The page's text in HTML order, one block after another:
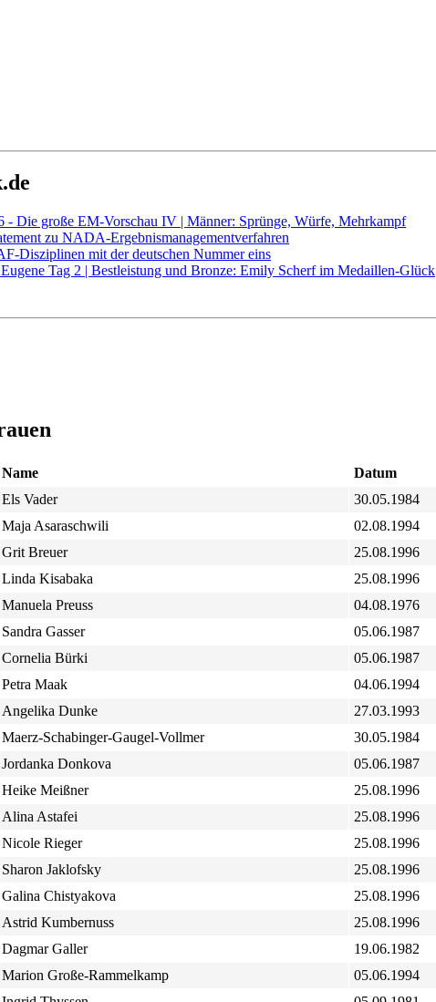
- Die große EM-Vorschau IV | Männer: Sprünge, Würfe, Mehrkampf
zu NADA-Ergebnismanagementverfahren
Disziplinen mit der deutschen Nummer eins
Tag 2 | Bestleistung und Bronze: Emily Scherf im Medaillen-Glück
Name Datum
Els Vader 30.05.1984
Maja Asaraschwili 02.08.1994
Grit Breuer 25.08.1996
Linda Kisabaka 25.08.1996
Manuela Preuss 04.08.1976
Sandra Gasser 05.06.1987
Cornelia Bürki 05.06.1987
Petra Maak 04.06.1994
Angelika Dunke 27.03.1993
Maerz-Schabinger-Gaugel-Vollmer 30.05.1984
Jordanka Donkova 05.06.1987
Heike Meißner 25.08.1996
Alina Astafei 25.08.1996
Nicole Rieger 25.08.1996
Sharon Jaklofsky 25.08.1996
Galina Chistyakova 25.08.1996
Astrid Kumbernuss 25.08.1996
Dagmar Galler 19.06.1982
Marion Große-Rammelkamp 05.06.1994